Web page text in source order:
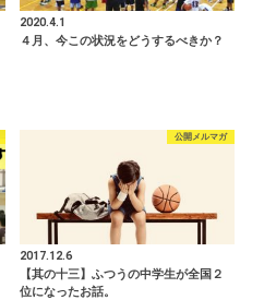
2020.4.1
４月、今この状況をどうするべきか？
公開メルマガ
2017.12.6
【其の十三】ふつうの中学生が全国２
位になったお話。